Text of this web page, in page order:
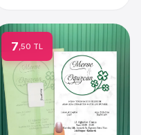
7 ,50 TL